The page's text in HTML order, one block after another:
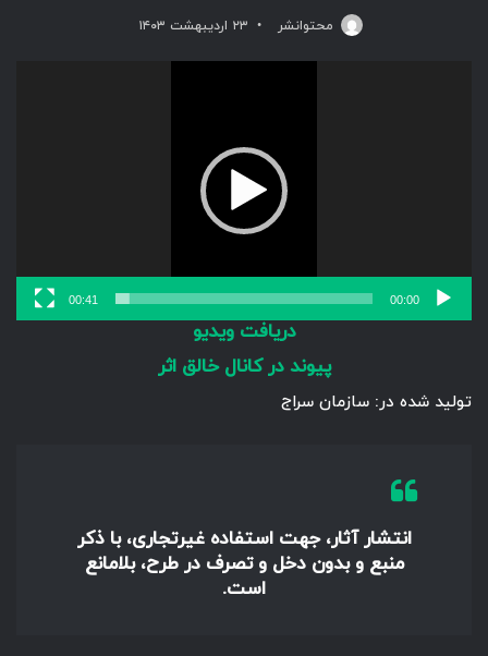
محتوانشر ۲۳ اردیبهشت ۱۴۰۳
00:00
00:41
دریافت ویدیو
پیوند در کانال خالق اثر
تولید شده در: سازمان سراج
انتشار آثار، جهت استفاده غیرتجاری، با ذکر
منبع و بدون دخل و تصرف در طرح، بلامانع
است.